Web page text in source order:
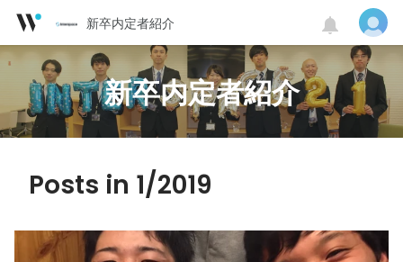
新卒内定者紹介
新卒内定者紹介
Posts in 1/2019